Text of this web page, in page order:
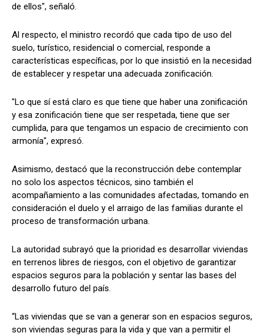
de ellos", señaló.
Al respecto, el ministro recordó que cada tipo de uso del
suelo, turístico, residencial o comercial, responde a
características específicas, por lo que insistió en la necesidad
de establecer y respetar una adecuada zonificación.
"Lo que sí está claro es que tiene que haber una zonificación
y esa zonificación tiene que ser respetada, tiene que ser
cumplida, para que tengamos un espacio de crecimiento con
armonía", expresó.
Asimismo, destacó que la reconstrucción debe contemplar
no solo los aspectos técnicos, sino también el
acompañamiento a las comunidades afectadas, tomando en
consideración el duelo y el arraigo de las familias durante el
proceso de transformación urbana.
La autoridad subrayó que la prioridad es desarrollar viviendas
en terrenos libres de riesgos, con el objetivo de garantizar
espacios seguros para la población y sentar las bases del
desarrollo futuro del país.
“Las viviendas que se van a generar son en espacios seguros,
son viviendas seguras para la vida y que van a permitir el